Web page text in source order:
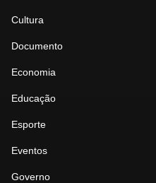
Cultura
Documento
Economia
Educação
Esporte
Eventos
Governo